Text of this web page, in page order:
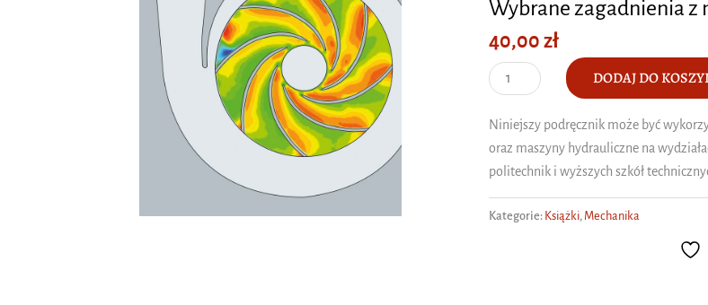
Wybrane zagadnienia z
40,00zł
ilość
Wybrane
DODAJ DO
Niniejszy podręcznik może być
oraz maszyny hydrauliczne na
politechnik i wyższych szkół
Kategorie: Książki, Mechanika